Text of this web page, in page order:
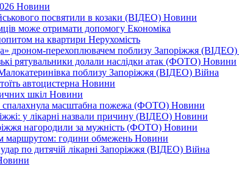
Новини
посвятили в козаки (ВІДЕО) Новини
може отримати допомогу Економіка
на квартири Нерухомість
дроном-перехоплювачем поблизу Запоріжжя (ВІДЕО)
рятувальники долали наслідки атак (ФОТО) Новини
поблизу Запоріжжя (ВІДЕО) Війна
автоцистерна Новини
шкіл Новини
спалахнула масштабна пожежа (ФОТО) Новини
у лікарні назвали причину (ВІДЕО) Новини
нагородили за мужність (ФОТО) Новини
маршрутом: години обмежень Новини
по дитячій лікарні Запоріжжя (ВІДЕО) Війна